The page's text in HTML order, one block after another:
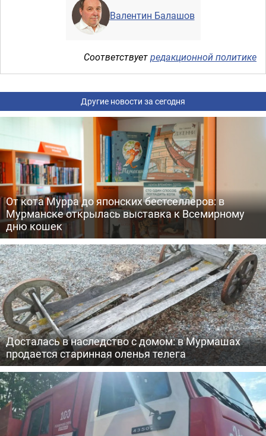
Валентин Балашов
Соответствуетредакционной политике
Другие новости за сегодня
От кота Мурра до японских бестселлеров: в
Мурманске открылась выставка к Всемирному
дню кошек
Досталась в наследство с домом: в Мурмашах
продается старинная оленья телега